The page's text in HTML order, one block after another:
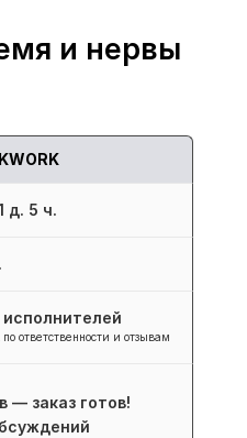
и нервы
д. 5 ч.
ответственности и отзывам
— заказ готов!